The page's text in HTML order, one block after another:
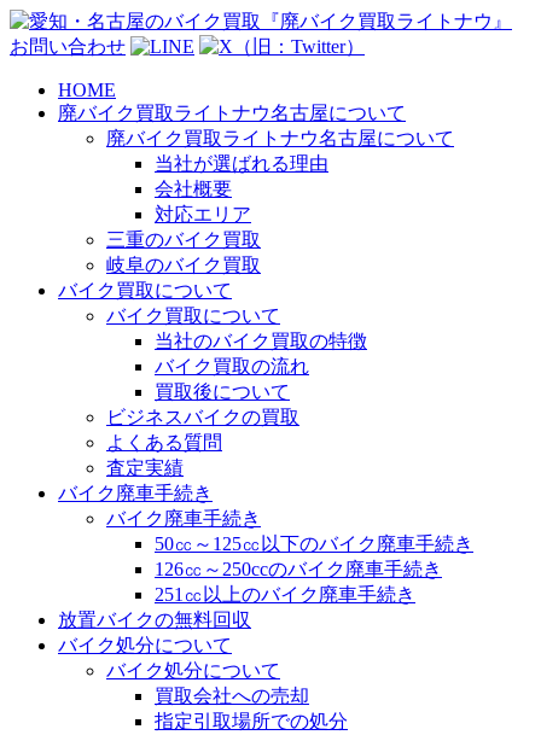
お問い合わせ
HOME
廃バイク買取ライトナウ名古屋について
廃バイク買取ライトナウ名古屋について
当社が選ばれる理由
会社概要
対応エリア
三重のバイク買取
岐阜のバイク買取
バイク買取について
バイク買取について
当社のバイク買取の特徴
バイク買取の流れ
買取後について
ビジネスバイクの買取
よくある質問
査定実績
バイク廃車手続き
バイク廃車手続き
50㏄～125㏄以下のバイク廃車手続き
126㏄～250ccのバイク廃車手続き
251㏄以上のバイク廃車手続き
放置バイクの無料回収
バイク処分について
バイク処分について
買取会社への売却
指定引取場所での処分